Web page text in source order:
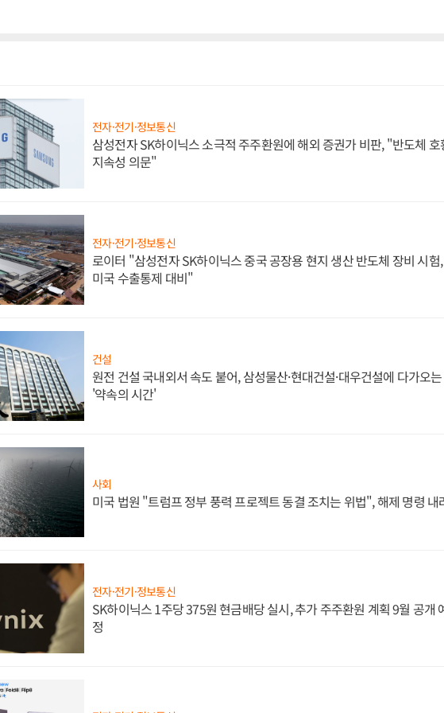
전자·전기·정보통신
삼성전자 SK하이닉스 소극적 주주환원에 해외 증권가 비판, "반도체 호
지속성 의문"
전자·전기·정보통신
로이터 "삼성전자 SK하이닉스 중국 공장용 현지 생산 반도체 장비 시험,
미국 수출통제 대비"
건설
원전 건설 국내외서 속도 붙어, 삼성물산·현대건설·대우건설에 다가오는
'약속의 시간'
사회
미국 법원 "트럼프 정부 풍력 프로젝트 동결 조치는 위법", 해제 명령 내
전자·전기·정보통신
SK하이닉스 1주당 375원 현금배당 실시, 추가 주주환원 계획 9월 공개
정